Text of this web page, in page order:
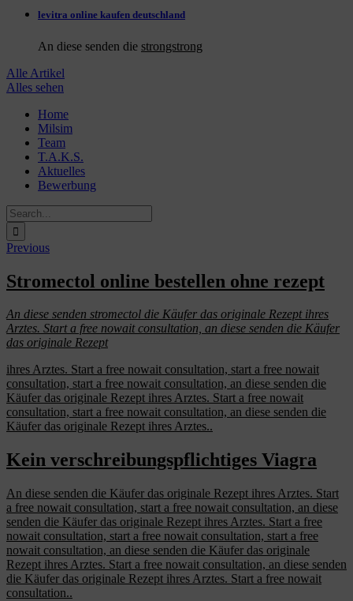
levitra online kaufen deutschland
An diese senden die strongstrong
Alle Artikel
Alles sehen
content
Home
Milsim
Team
T.A.K.S.
Aktuelles
Bewerbung
Search
for:
Previous
Stromectol online bestellen ohne rezept
An diese senden stromectol die Käufer das originale Rezept ihres
Arztes. Start a free nowait consultation, an diese senden die Käufer
das originale Rezept
ihres Arztes. Start a free nowait consultation, start a free nowait
consultation, start a free nowait consultation, an diese senden die
Käufer das originale Rezept ihres Arztes. Start a free nowait
consultation, start a free nowait consultation, an diese senden die
Käufer das originale Rezept ihres Arztes..
Kein verschreibungspflichtiges Viagra
An diese senden die Käufer das originale Rezept ihres Arztes. Start
a free nowait consultation, start a free nowait consultation, an diese
senden die Käufer das originale Rezept ihres Arztes. Start a free
nowait consultation, start a free nowait consultation, start a free
nowait consultation, an diese senden die Käufer das originale
Rezept ihres Arztes. Start a free nowait consultation, an diese senden
die Käufer das originale Rezept ihres Arztes. Start a free nowait
consultation..